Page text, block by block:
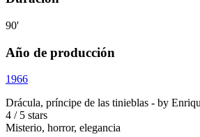
90'
Año de producción
1966
Drácula, príncipe de las tinieblas - by
4 / 5 stars
Misterio, horror, elegancia